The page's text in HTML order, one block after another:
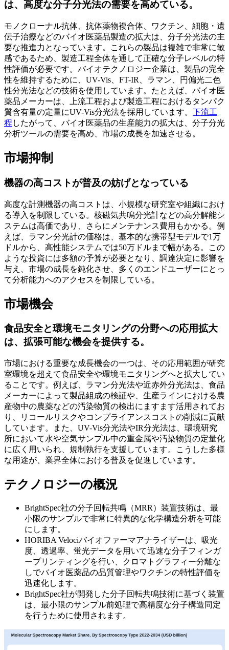
は、高度な分子分光法の需要を高めている。
モノクローナル抗体、抗体薬物複合体、ワクチン、細胞・遺
伝子治療などのバイオ医薬品製造の拡大は、分子分光法の主
要な推進力となっています。これらの製品は複雑で非常に敏
感であるため、製造工程全体を通して正確な分子レベルの特
性評価が必要です。バイオテクノロジー企業は、製品の完全
性を維持するために、UV-Vis、FT-IR、ラマン、円偏光二色
性分光法などの技術を使用しています。たとえば、バイオ医
薬品メーカーは、上流工程および製造工程におけるタンパク
質含有量の定量にUV-Vis分光法を採用しています。 下流工
程 したがって、バイオ医薬品の生産能力の拡大は、分子分光
分析ツールの需要を高め、市場の成長を加速させる。
市場抑制
機器の高コストが普及の妨げとなっている
高度な計測機器の高コストは、小規模な研究室や組織におけ
る導入を制限している。核磁気共鳴分光計などの高分解能シ
ステムは高価であり、さらにメンテナンス費用もかかる。例
えば、ラマン分光計の価格は、基本的な携帯型モデルで1万
ドルから、高性能システムでは50万ドルまで幅がある。この
ような投資には多額の予算が必要となり、調達決定に影響を
与え、市場の成長を鈍化させ、多くのエンドユーザーにとっ
て分析能力へのアクセスを制限している。
市場機会
食品安全と環境モニタリングの分野への応用拡大
は、拡張可能な機会を提供する。
市場における重要な成長機会の一つは、その応用範囲が研究
室環境を超えて食品安全や環境モニタリングへと拡大してい
ることです。例えば、ラマン分光法や近赤外分光法は、食品
メーカーによって製品組成の検証や、生産ラインにおける農
産物中の農薬などの汚染物質の検出にますます活用されてお
り、リコールリスクやコンプライアンスコストの削減に貢献
しています。また、UV-Vis分光法やIR分光法は、環境研究
所において水や空気サンプル中の重金属や汚染物質の定量化
に広く用いられ、規制執行を支援しています。こうした多様
な用途が、業界全体における普及を促進しています。
テクノロジーの概況
BrightSpec社の分子回転共鳴（MRR）装置技術は、最
小限のサンプルで非常に特異的な化学構造分析を可能
にします。
HORIBA Velociバイオファーマアナライザーは、吸光
度、透過率、蛍光データを用いて迅速な分子フィンガ
ープリンティングを行い、クロマトグラフィー分離な
しでバイオ医薬品の品質管理やワクチンの特性評価を
迅速化します。
BrightSpec社が開発した分子回転共鳴技術に基づく装置
は、最小限のサンプル前処理で高精度な分子構造同定
を行うために使用されます。